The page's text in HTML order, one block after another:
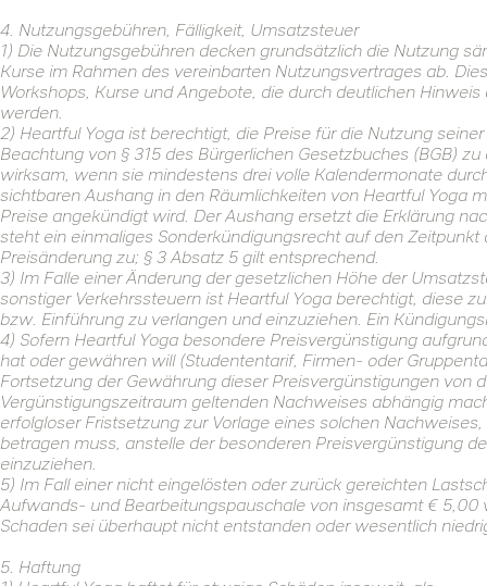
4. Nutzungsgebühren, Fälligkeit, Umsatzsteuer
1) Die Nutzungsgebühren decken grundsätzlich die Nutzung
Kurse im Rahmen des vereinbarten Nutzungsvertrages ab.
Workshops, Kurse und Angebote, die durch deutlichen
werden.
2) Heartful Yoga ist berechtigt, die Preise für die Nutzung
Beachtung von § 315 des Bürgerlichen Gesetzbuches (BGB)
wirksam, wenn sie mindestens drei volle Kalendermonate
sichtbaren Aushang in den Räumlichkeiten von Heartful Yoga
Preise angekündigt wird. Der Aushang ersetzt die Erklärung
steht ein einmaliges Sonderkündigungsrecht auf den
Preisänderung zu; § 3 Absatz 5 gilt entsprechend.
3) Im Falle einer Änderung der gesetzlichen Höhe der
sonstiger Verkehrssteuern ist Heartful Yoga berechtigt, diese
bzw. Einführung zu verlangen und einzuziehen. Ein
4) Sofern Heartful Yoga besondere Preisvergünstigung
hat oder gewähren will (Studententarif, Firmen- oder
Fortsetzung der Gewährung dieser Preisvergünstigungen von
Vergünstigungszeitraum geltenden Nachweises abhängig
erfolgloser Fristsetzung zur Vorlage eines solchen
betragen muss, anstelle der besonderen Preisvergünstigung
einzuziehen.
5) Im Fall einer nicht eingelösten oder zurück gereichten
Aufwands- und Bearbeitungspauschale von insgesamt € 5,00
Schaden sei überhaupt nicht entstanden oder wesentlich
5. Haftung